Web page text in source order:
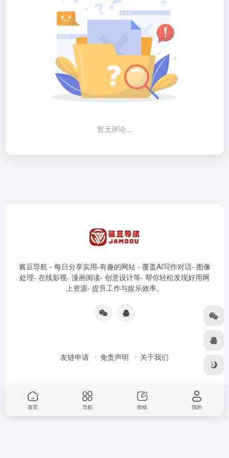
暂无评论...
酱豆导航 - 每日分享实用-有趣的网站 - 覆盖AI写作对话- 图像
处理- 在线影视- 漫画阅读- 创意设计等- 帮你轻松发现好用网
上资源- 提升工作与娱乐效率。
友链申请 免责声明 关于我们
Copyright © 2026 酱豆导航
首页 导航 投稿 我的